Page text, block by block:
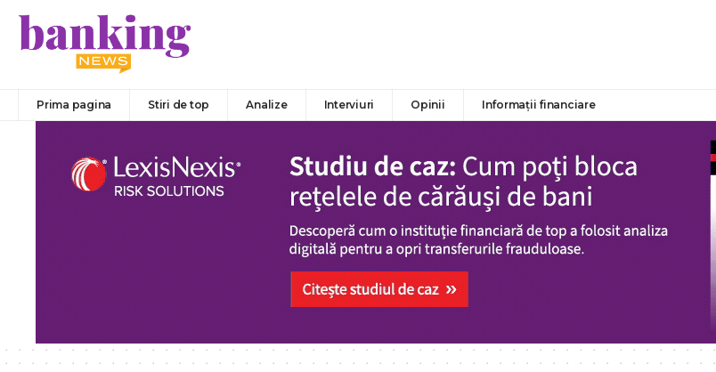
Prima pagina Stiri de top Analize Interviuri Opinii Informații financiare